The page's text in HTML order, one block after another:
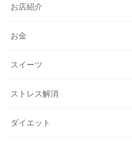
お店紹介
お金
スイーツ
ストレス解消
ダイエット